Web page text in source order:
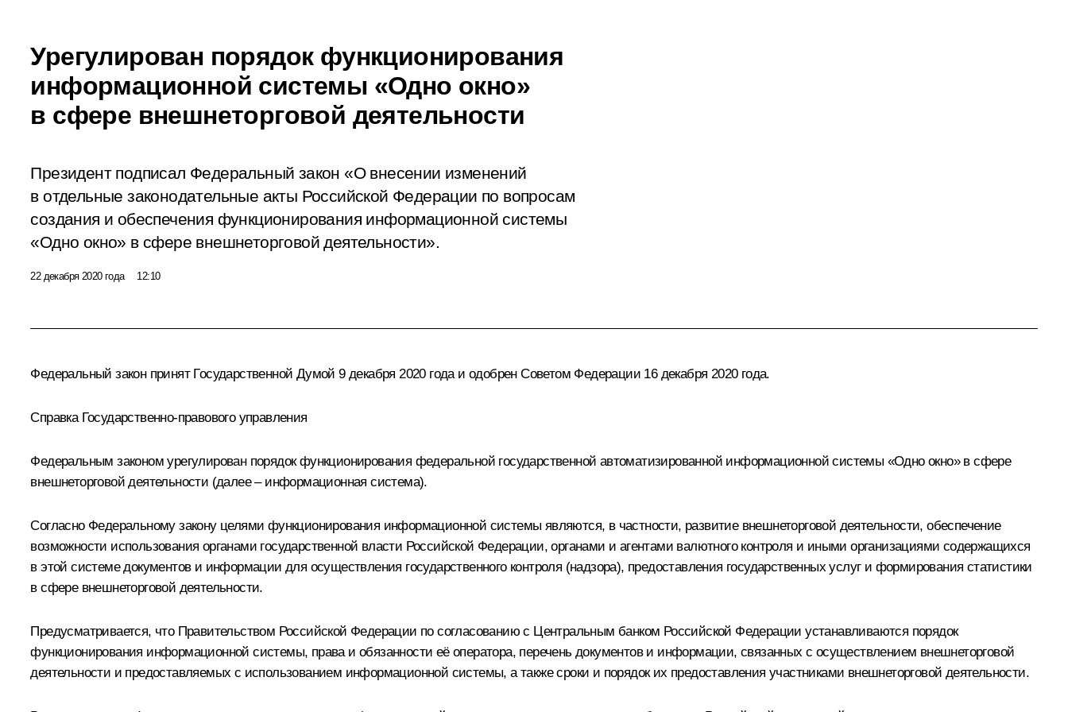
Урегулирован порядок функционирования
информационной системы «Одно окно»
в сфере внешнеторговой деятельности
Президент подписал Федеральный закон «О внесении изменений
в отдельные законодательные акты Российской Федерации по вопросам
создания и обеспечения функционирования информационной системы
«Одно окно» в сфере внешнеторговой деятельности».
22 декабря 2020 года 12:10
Федеральный закон принят Государственной Думой 9 декабря 2020 года и одобрен Советом Федерации 16 декабря 2020 года.
Справка Государственно-правового управления
Федеральным законом урегулирован порядок функционирования федеральной государственной автоматизированной информационной системы «Одно окно» в сфере
внешнеторговой деятельности (далее – информационная система).
Согласно Федеральному закону целями функционирования информационной системы являются, в частности, развитие внешнеторговой деятельности, обеспечение
возможности использования органами государственной власти Российской Федерации, органами и агентами валютного контроля и иными организациями содержащихся
в этой системе документов и информации для осуществления государственного контроля (надзора), предоставления государственных услуг и формирования статистики
в сфере внешнеторговой деятельности.
Предусматривается, что Правительством Российской Федерации по согласованию с Центральным банком Российской Федерации устанавливаются порядок
функционирования информационной системы, права и обязанности её оператора, перечень документов и информации, связанных с осуществлением внешнеторговой
деятельности и предоставляемых с использованием информационной системы, а также сроки и порядок их предоставления участниками внешнеторговой деятельности.